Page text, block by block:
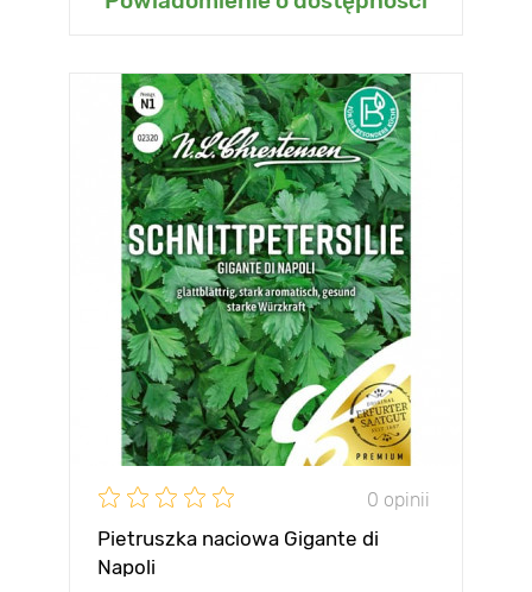
0 opinii
Pietruszka naciowa Gigante di
Napoli